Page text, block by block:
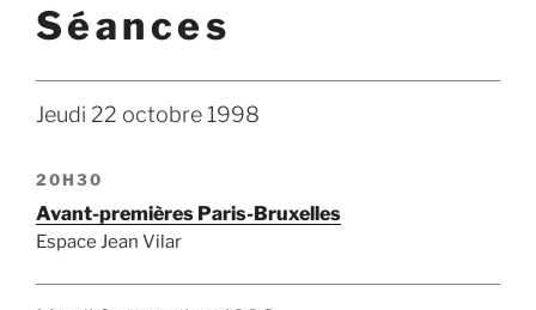
Séances
Jeudi 22 octobre 1998
20H30
Avant-premières Paris-Bruxelles
Espace Jean Vilar